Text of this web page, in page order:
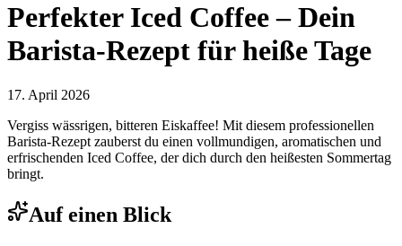
Perfekter Iced Coffee – Dein
Barista-Rezept für heiße Tage
17. April 2026
Vergiss wässrigen, bitteren Eiskaffee! Mit diesem professionellen
Barista-Rezept zauberst du einen vollmundigen, aromatischen und
erfrischenden Iced Coffee, der dich durch den heißesten Sommertag
bringt.
Auf einen Blick